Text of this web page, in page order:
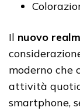
Il nuovo
moderno che
attività
smartphone,